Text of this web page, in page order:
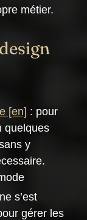
métier.
: pour
quelques
y
s’est
gérer les